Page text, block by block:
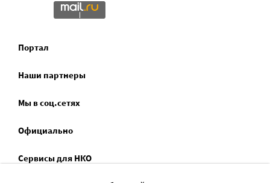
Портал
Наши партнеры
Мы в соц.сетях
Официально
Сервисы для НКО